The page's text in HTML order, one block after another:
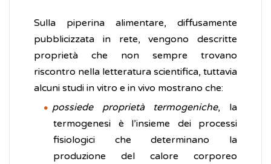
Sulla piperina alimentare, diffusamente
pubblicizzata in rete, vengono descritte
proprietà che non sempre trovano
riscontro nella letteratura scientifica, tuttavia
alcuni studi in vitro e in vivo mostrano che:
possiede proprietà termogeniche, la
termogenesi è l’insieme dei processi
fisiologici che determinano la
produzione del calore corporeo